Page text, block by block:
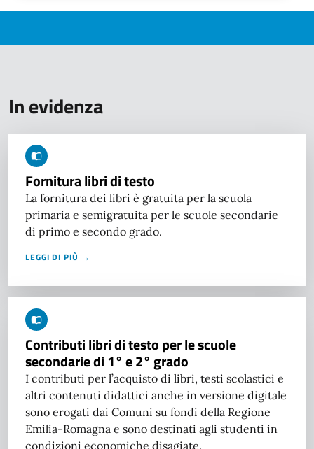
In evidenza
Fornitura libri di testo
La fornitura dei libri è gratuita per la scuola
primaria e semigratuita per le scuole secondarie
di primo e secondo grado.
LEGGI DI PIÙ →
Contributi libri di testo per le scuole
secondarie di 1° e 2° grado
I contributi per l’acquisto di libri, testi scolastici e
altri contenuti didattici anche in versione digitale
sono erogati dai Comuni su fondi della Regione
Emilia-Romagna e sono destinati agli studenti in
condizioni economiche disagiate.